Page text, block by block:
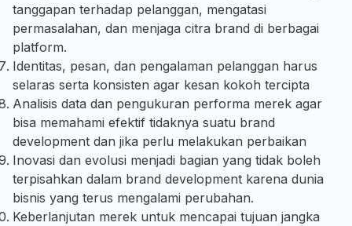
tanggapan terhadap pelanggan, mengatasi
permasalahan, dan menjaga citra brand di berbagai
platform.
Identitas, pesan, dan pengalaman pelanggan harus
selaras serta konsisten agar kesan kokoh tercipta
Analisis data dan pengukuran performa merek agar
bisa memahami efektif tidaknya suatu brand
development dan jika perlu melakukan perbaikan
Inovasi dan evolusi menjadi bagian yang tidak boleh
terpisahkan dalam brand development karena dunia
bisnis yang terus mengalami perubahan.
Keberlanjutan merek untuk mencapai tujuan jangka